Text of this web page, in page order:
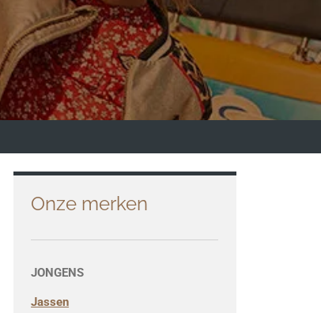
Onze merken
JONGENS
Jassen